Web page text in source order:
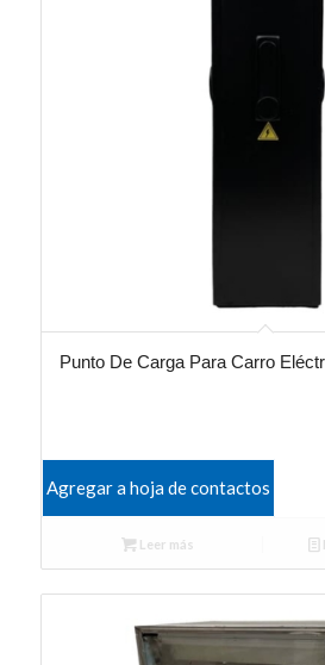
Punto De Carga Para Carro
Agregar a hoja de contactos
Leer más